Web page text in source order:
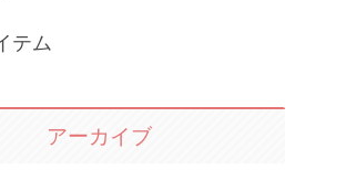
テム
アーカイブ